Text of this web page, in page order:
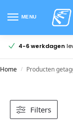
MENU
4-6 werkdagen
Home / Producten
Filters